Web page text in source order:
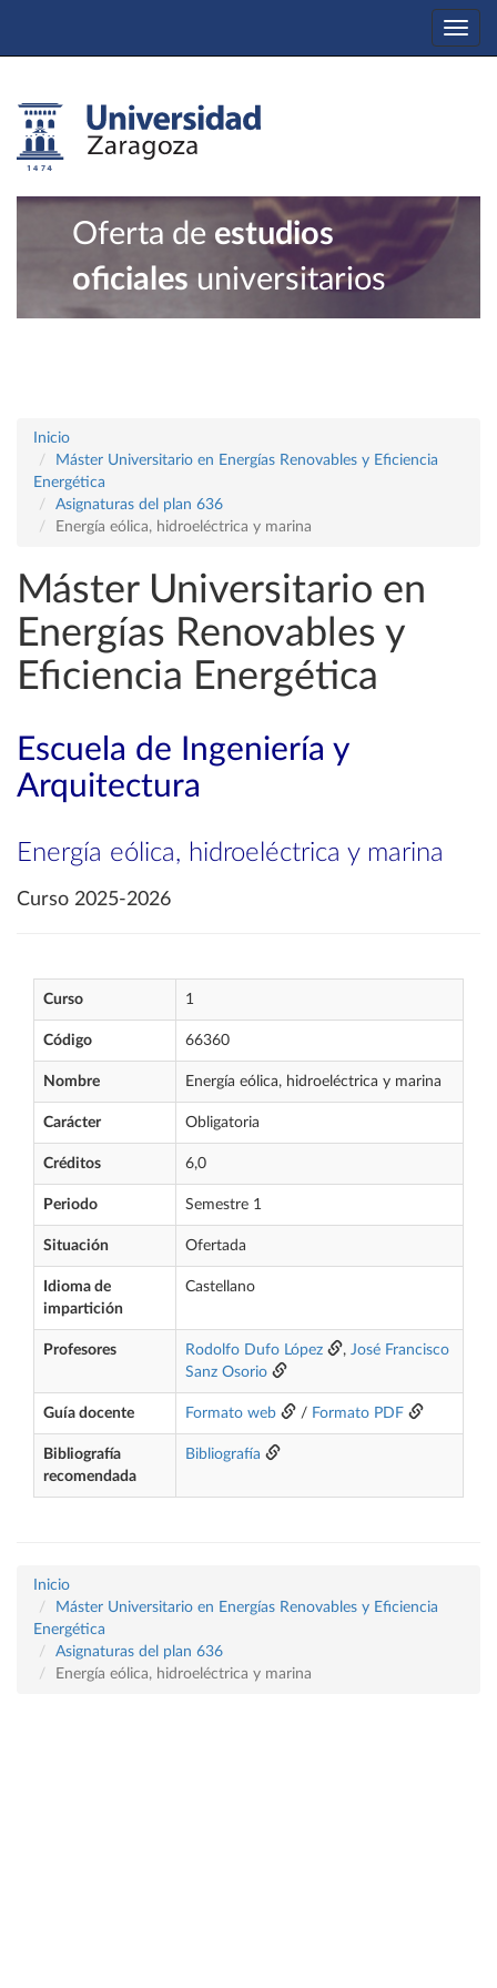
Oferta de estudios
oficiales universitarios
Inicio
Máster Universitario en Energías Renovables y Eficiencia
Energética
Asignaturas del plan 636
Energía eólica, hidroeléctrica y marina
Máster Universitario en
Energías Renovables y
Eficiencia Energética
Escuela de Ingeniería y
Arquitectura
Energía eólica, hidroeléctrica y marina
Curso 2025-2026
Curso 1
Código 66360
Nombre Energía eólica, hidroeléctrica y marina
Carácter Obligatoria
Créditos 6,0
Periodo Semestre 1
Situación Ofertada
Idioma de
impartición
Castellano
Profesores Rodolfo Dufo López , José Francisco
Sanz Osorio
Guía docente Formato web / Formato PDF
Bibliografía
recomendada
Bibliografía
Inicio
Máster Universitario en Energías Renovables y Eficiencia
Energética
Asignaturas del plan 636
Energía eólica, hidroeléctrica y marina